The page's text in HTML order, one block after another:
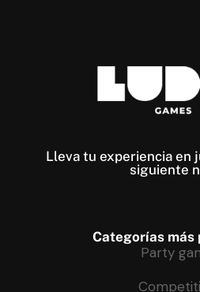
Lleva tu experiencia en
siguiente
Categorías más
Party